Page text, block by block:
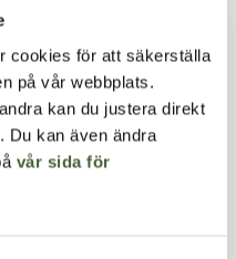
cookies för att säkerställa
på vår webbplats.
kan du justera direkt
Du kan även ändra
vår sida för